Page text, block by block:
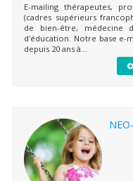
E-mailing thérapeutes,
(cadres supérieurs
de bien-être, médecine
d'éducation. Notre base e-
depuis 20 ans à...